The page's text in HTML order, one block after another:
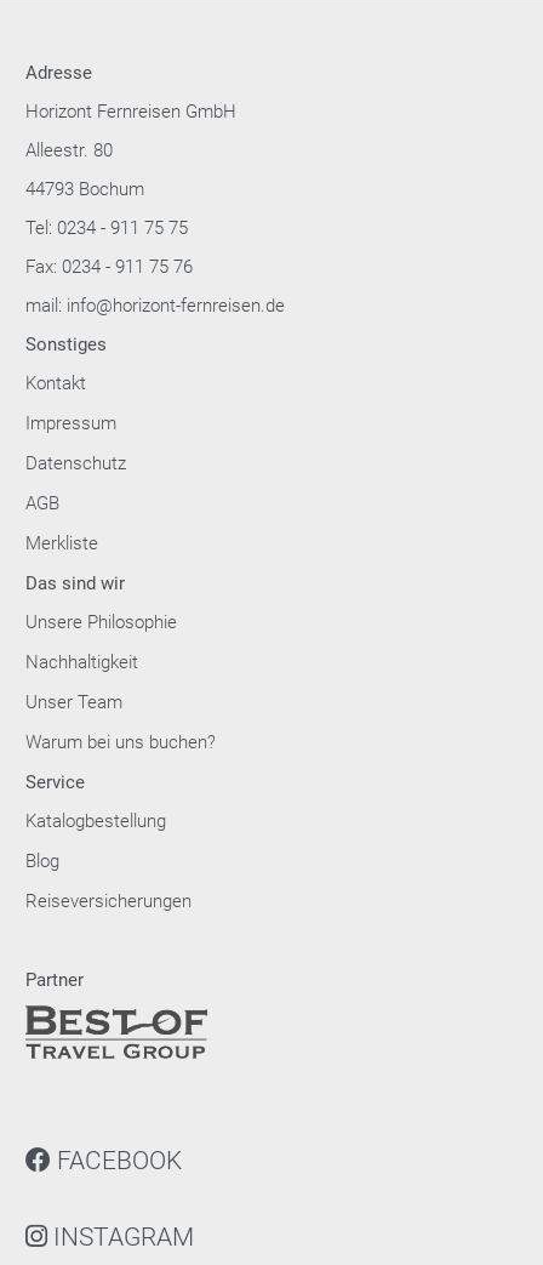
Adresse
Horizont Fernreisen GmbH
Alleestr. 80
44793 Bochum
Tel: 0234 - 911 75 75
Fax: 0234 - 911 75 76
mail: info@horizont-fernreisen.de
Sonstiges
Kontakt
Impressum
Datenschutz
AGB
Merkliste
Das sind wir
Unsere Philosophie
Nachhaltigkeit
Unser Team
Warum bei uns buchen?
Service
Katalogbestellung
Blog
Reiseversicherungen
Partner
FACEBOOK
INSTAGRAM